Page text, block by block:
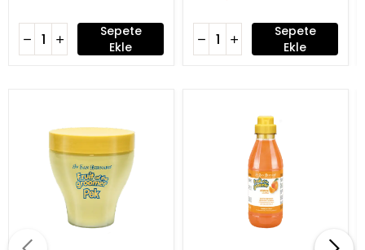
Sepete
Ekle
Sepete
Ekle